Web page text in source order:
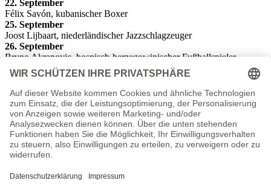
22. September
Félix Savón, kubanischer Boxer
25. September
Joost Lijbaart, niederländischer Jazzschlagzeuger
26. September
Bruno Akrapovic, bosnisch-herzegowinischer Fußballspieler
26. September
Shannon Hoon, US-amerikanischer Rockmusiker († 1995)
26. September
Steffen Schorn, deutscher Jazzmusiker
27. September
Stephan Freigang, deutscher Leichtathlet
28. September
Mira Sorvino, US-amerikanische Schauspielerin
Das ideale Geschenk. Eine Zeitung vom September 1967. Was war